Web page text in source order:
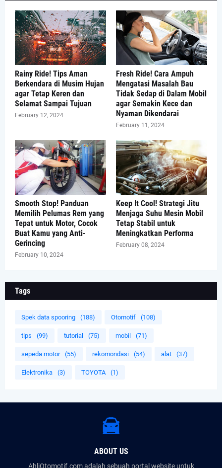
Rainy Ride! Tips Aman
Berkendara di Musim Hujan
agar Tetap Keren dan
Selamat Sampai Tujuan
February 12, 2024
Fresh Ride! Cara Ampuh
Mengatasi Masalah Bau
Tidak Sedap di Dalam Mobil
agar Semakin Kece dan
Nyaman Dikendarai
February 11, 2024
Smooth Stop! Panduan
Memilih Pelumas Rem yang
Tepat untuk Motor, Cocok
Buat Kamu yang Anti-
Gerincing
February 10, 2024
Keep It Cool! Strategi Jitu
Menjaga Suhu Mesin Mobil
Tetap Stabil untuk
Meningkatkan Performa
February 08, 2024
Tags
Spek data spooring (188) Otomotif (108)
tips (99) tutorial (75) mobil (71)
sepeda motor (55) rekomondasi (54) alat (37)
Elektronika (3) TOYOTA (1)
ABOUT US
AhliOtomotif.com adalah sebuah portal website untuk